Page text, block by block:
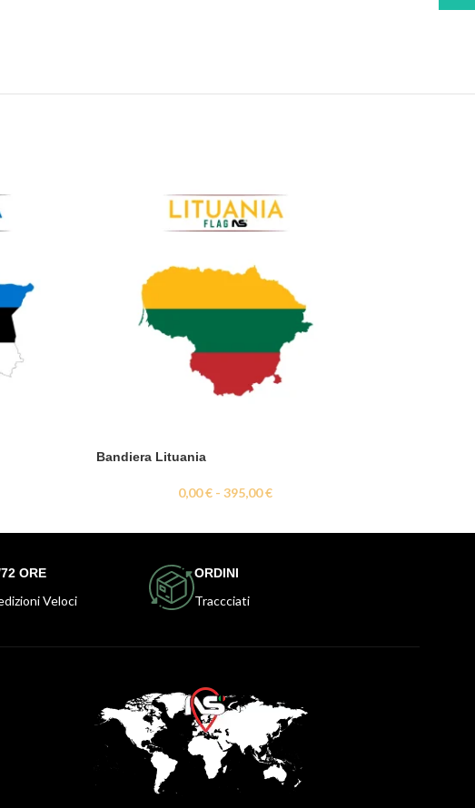
Bandiera Lituania
0,00€ - 395,00€
ORE
Veloci
ORDINI
Traccciati